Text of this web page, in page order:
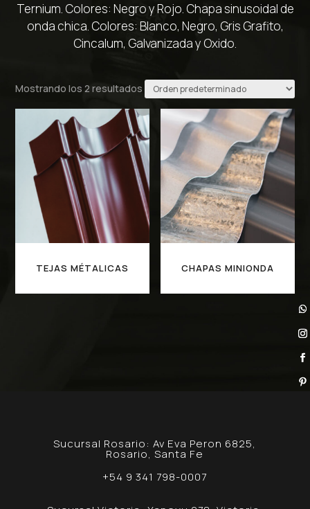
Ternium. Colores: Negro y Rojo. Chapa sinusoidal de
onda chica. Colores: Blanco, Negro, Gris Grafito,
Cincalum, Galvanizada y Oxido.
Mostrando los 2 resultados
TEJAS MÉTALICAS CHAPAS MINIONDA
Sucursal Rosario: Av Eva Peron 6825,
Rosario, Santa Fe
+54 9 341 798-0007